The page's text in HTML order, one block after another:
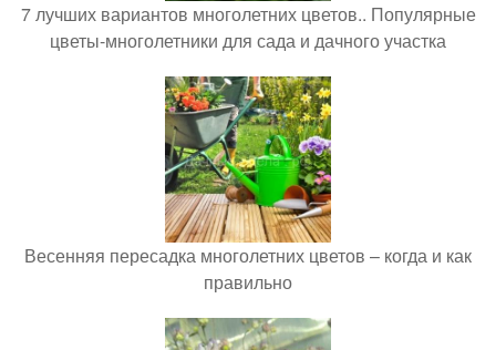
7 лучших вариантов многолетних цветов.. Популярные
цветы-многолетники для сада и дачного участка
Весенняя пересадка многолетних цветов – когда и как
правильно